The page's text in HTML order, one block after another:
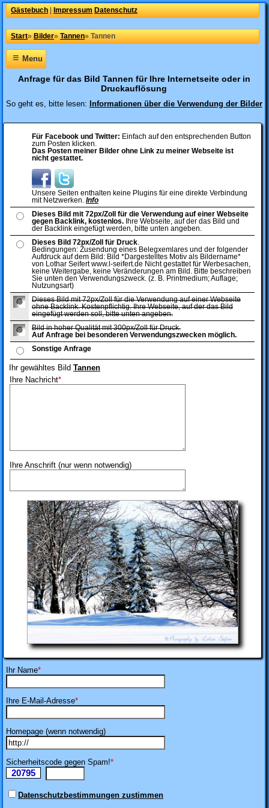
Gästebuch Impressum Datenschutz
Start» Bilder» Tannen» Tannen
≡Menu
Anfrage für das Bild Tannen für Ihre Internetseite oder in
Druckauflösung
So geht es, bitte lesen: Informationen über die Verwendung der Bilder
Für Facebook und Twitter: Einfach auf den entsprechenden Button
zum Posten klicken.
Das Posten meiner Bilder ohne Link zu meiner Webseite ist
nicht gestattet.
Unsere Seiten enthalten keine Plugins für eine direkte Verbindung
mit Netzwerken. Info
Dieses Bild mit 72px/Zoll für die Verwendung auf einer Webseite
gegen Backlink, kostenlos. Ihre Webseite, auf der das Bild und
der Backlink eingefügt werden, bitte unten angeben.
Dieses Bild 72px/Zoll für Druck
Bedingungen: Zusendung eines Belegxemlares und der folgender
Aufdruck auf dem Bild: Bild *Dargestelltes Motiv als Bildername*
von Lothar Seifert www.l-seifert.de Nicht gestattet für Werbesachen,
keine Weitergabe, keine Veränderungen am Bild. Bitte beschreiben
Sie unten den Verwendungszweck. (z. B. Printmedium; Auflage;
Nutzungsart)
Dieses Bild mit 72px/Zoll für die Verwendung auf einer Webseite
ohne Backlink. Kostenpflichtig. Ihre Webseite, auf der das Bild
eingefügt werden soll, bitte unten angeben.
Bild in hoher Qualität mit 300px/Zoll für Druck.
Auf Anfrage bei besonderen Verwendungszwecken möglich.
Sonstige Anfrage
Ihr gewähltes Bild Tannen
Ihre Nachricht*
Ihre Anschrift (nur wenn notwendig)
Ihr Name*
Ihre E-Mail-Adresse*
Homepage (wenn notwendig)
Sicherheitscode gegen Spam!*
20795
Datenschutzbestimmungen zustimmen